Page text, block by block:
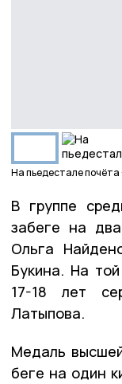
На пьедестале почёта
В группе
забеге на
Ольга
Букина. На
17-18 лет
Латыпова.
Медаль
беге на один